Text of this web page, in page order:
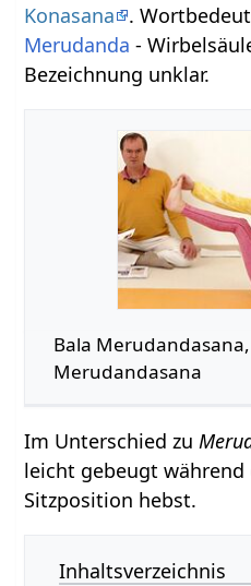
Konasana
.
Merudanda -
Bezeichnung unklar.
Bala
Merudandasana
Im Unterschied zu
leicht gebeugt
Sitzposition hebst.
Inhaltsverzeichnis